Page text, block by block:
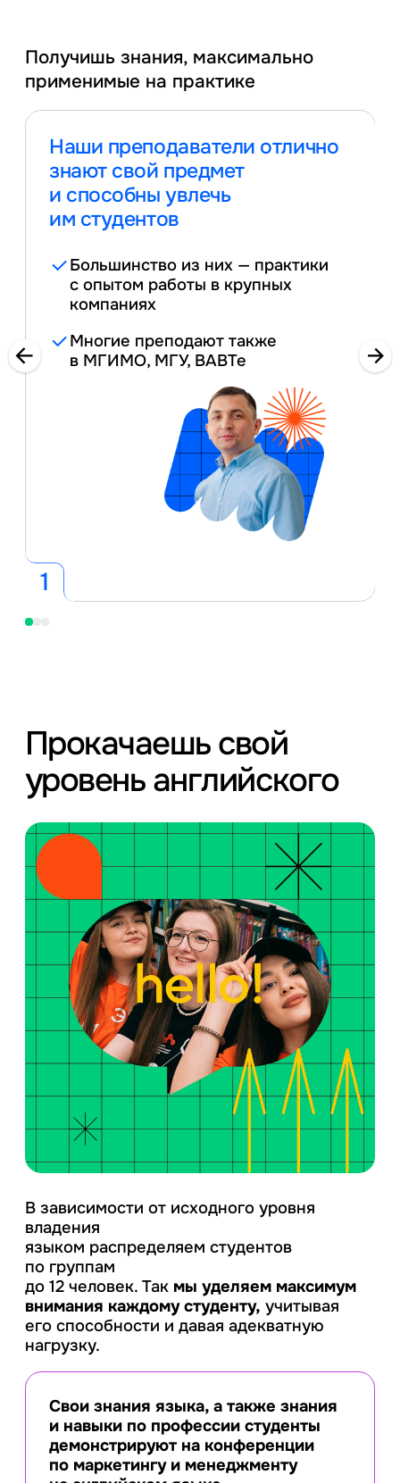
Получишь знания, максимально
применимые на практике
Наши преподаватели отлично
знают свой предмет
и способны увлечь
им студентов
Большинство из них — практики
с опытом работы в крупных
компаниях
Многие преподают также
в МГИМО, МГУ, ВАВТе
1
Прокачаешь свой
уровень английского
В зависимости от исходного уровня
владения
языком распределяем студентов
по группам
до 12 человек.Так мы уделяем максимум
внимания каждому студенту, учитывая
его способности и давая адекватную
нагрузку.
Свои знания языка, а также знания
и навыки по профессии студенты
демонстрируют на конференции
по маркетингу и менеджменту